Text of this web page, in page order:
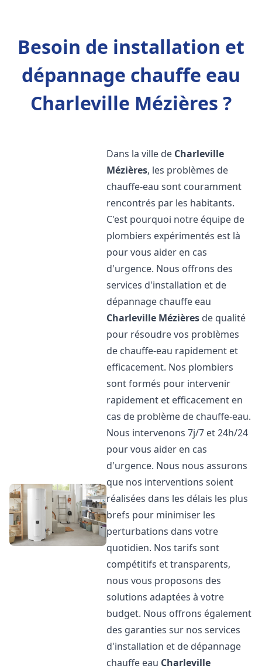
Besoin de installation et
dépannage chauffe eau
Charleville Mézières ?
Dans la ville de Charleville
Mézières, les problèmes de
chauffe-eau sont couramment
rencontrés par les habitants.
C'est pourquoi notre équipe de
plombiers expérimentés est là
pour vous aider en cas
d'urgence. Nous offrons des
services d'installation et de
dépannage chauffe eau
Charleville Mézières de qualité
pour résoudre vos problèmes
de chauffe-eau rapidement et
efficacement. Nos plombiers
sont formés pour intervenir
rapidement et efficacement en
cas de problème de chauffe-eau.
Nous intervenons 7j/7 et 24h/24
pour vous aider en cas
d'urgence. Nous nous assurons
que nos interventions soient
réalisées dans les délais les plus
brefs pour minimiser les
perturbations dans votre
quotidien. Nos tarifs sont
compétitifs et transparents,
nous vous proposons des
solutions adaptées à votre
budget. Nous offrons également
des garanties sur nos services
d'installation et de dépannage
chauffe eau Charleville